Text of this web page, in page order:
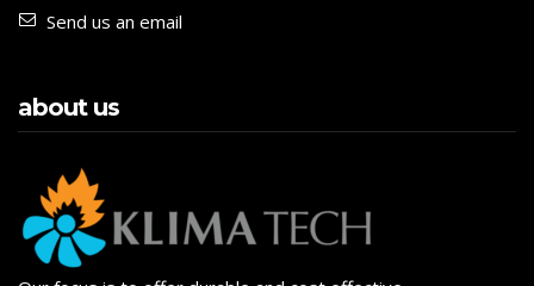
Send us an email
about us